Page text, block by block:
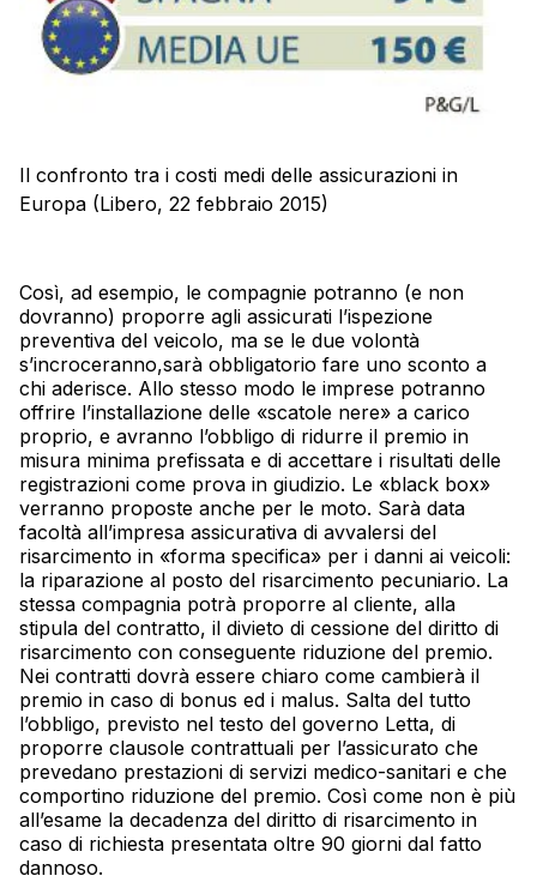
Il confronto tra i costi medi delle assicurazioni in
Europa (Libero, 22 febbraio 2015)
Così, ad esempio, le compagnie potranno (e non
dovranno) proporre agli assicurati l’ispezione
preventiva del veicolo, ma se le due volontà
s’incroceranno,sarà obbligatorio fare uno sconto a
chi aderisce. Allo stesso modo le imprese potranno
offrire l’installazione delle «scatole nere» a carico
proprio, e avranno l’obbligo di ridurre il premio in
misura minima prefissata e di accettare i risultati delle
registrazioni come prova in giudizio. Le «black box»
verranno proposte anche per le moto. Sarà data
facoltà all’impresa assicurativa di avvalersi del
risarcimento in «forma specifica» per i danni ai veicoli:
la riparazione al posto del risarcimento pecuniario. La
stessa compagnia potrà proporre al cliente, alla
stipula del contratto, il divieto di cessione del diritto di
risarcimento con conseguente riduzione del premio.
Nei contratti dovrà essere chiaro come cambierà il
premio in caso di bonus ed i malus. Salta del tutto
l’obbligo, previsto nel testo del governo Letta, di
proporre clausole contrattuali per l’assicurato che
prevedano prestazioni di servizi medico-sanitari e che
comportino riduzione del premio. Così come non è più
all’esame la decadenza del diritto di risarcimento in
caso di richiesta presentata oltre 90 giorni dal fatto
dannoso.